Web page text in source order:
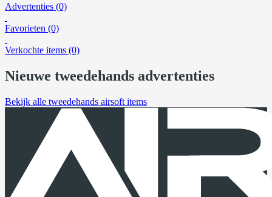
Advertenties (0)
Favorieten (0)
Verkochte items (0)
Nieuwe tweedehands advertenties
Bekijk alle tweedehands airsoft items